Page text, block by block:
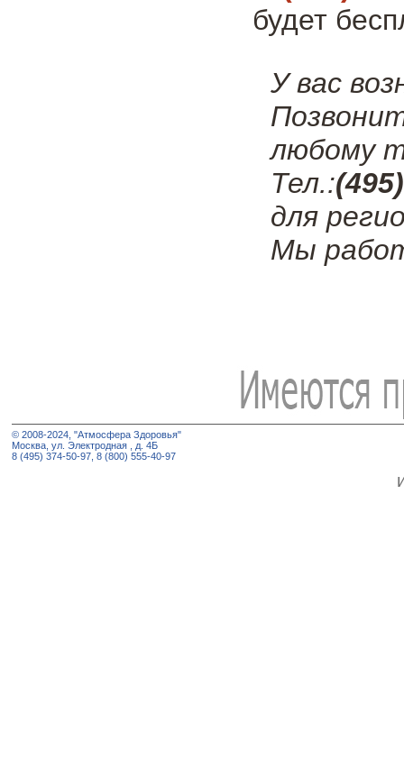
будет
У вас
любому
Тел.:
для
Мы
© 2008-2024, "Атмосфера Здоровья"
Москва, ул. Электродная , д. 4Б
8 (495) 374-50-97, 8 (800) 555-40-97